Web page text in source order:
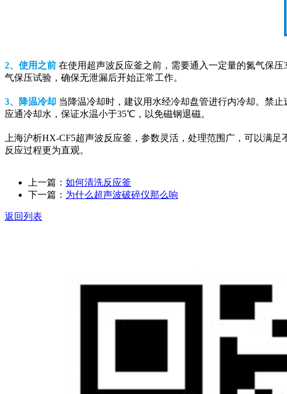
2、使用之前 在使用超声波反应釜之前，需要通入一定量的氮气保
气保压试验，确保无泄漏后开始正常工作。
3、降温冷却 当降温冷却时，建议用水经冷却盘管进行内冷却。禁
应通冷却水，保证水温小于35℃，以免磁钢退磁。
上海沪析HX-CF5超声波反应釜，参数灵活，处理范围广，可以满足
反应过程更为直观。
上一篇： 如何清洗反应釜
下一篇： 为什么超声波破碎仪那么响
返回列表